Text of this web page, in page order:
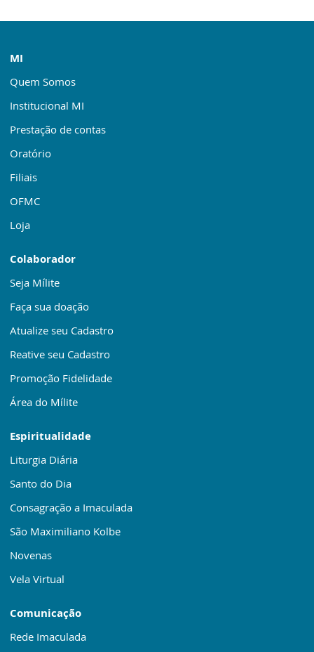
MI
Quem Somos
Institucional MI
Prestação de contas
Oratório
Filiais
OFMC
Loja
Colaborador
Seja Mílite
Faça sua doação
Atualize seu Cadastro
Reative seu Cadastro
Promoção Fidelidade
Área do Mílite
Espiritualidade
Liturgia Diária
Santo do Dia
Consagração a Imaculada
São Maximiliano Kolbe
Novenas
Vela Virtual
Comunicação
Rede Imaculada